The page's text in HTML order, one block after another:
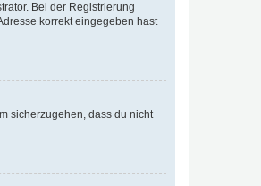
Bei der Registrierung
korrekt eingegeben hast
sicherzugehen, dass du nicht